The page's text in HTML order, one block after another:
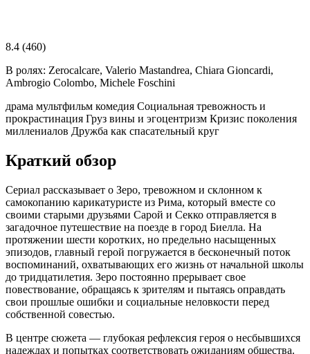
8.4 (460)
В ролях: Zerocalcare, Valerio Mastandrea, Chiara Gioncardi,
Ambrogio Colombo, Michele Foschini
драма мультфильм комедия Социальная тревожность и
прокрастинация Груз вины и эгоцентризм Кризис поколения
миллениалов Дружба как спасательный круг
Краткий обзор
Сериал рассказывает о Зеро, тревожном и склонном к
самокопанию карикатуристе из Рима, который вместе со
своими старыми друзьями Сарой и Секко отправляется в
загадочное путешествие на поезде в город Биелла. На
протяжении шести коротких, но предельно насыщенных
эпизодов, главный герой погружается в бесконечный поток
воспоминаний, охватывающих его жизнь от начальной школы
до тридцатилетия. Зеро постоянно прерывает свое
повествование, обращаясь к зрителям и пытаясь оправдать
свои прошлые ошибки и социальные неловкости перед
собственной совестью.
В центре сюжета — глубокая рефлексия героя о несбывшихся
надеждах и попытках соответствовать ожиданиям общества.